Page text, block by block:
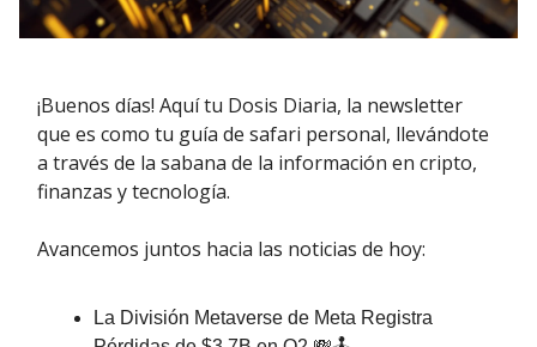
¡Buenos días! Aquí tu Dosis Diaria, la newsletter
que es como tu guía de safari personal, llevándote
a través de la sabana de la información en cripto,
finanzas y tecnología.
Avancemos juntos hacia las noticias de hoy:
La División Metaverse de Meta Registra